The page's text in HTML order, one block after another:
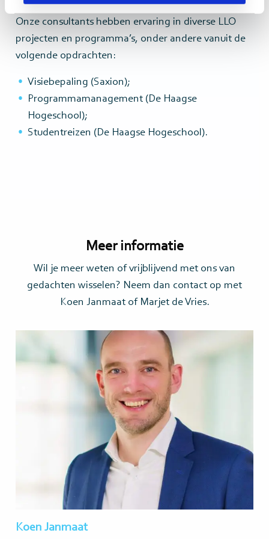
Onze consultants hebben ervaring in diverse LLO
projecten en programma’s, onder andere vanuit de
volgende opdrachten:
Visiebepaling (Saxion);
Programmamanagement (De Haagse
Hogeschool);
Studentreizen (De Haagse Hogeschool).
Meer informatie
Wil je meer weten of vrijblijvend met ons van
gedachten wisselen? Neem dan contact op met
Koen Janmaat of Marjet de Vries.
Koen Janmaat